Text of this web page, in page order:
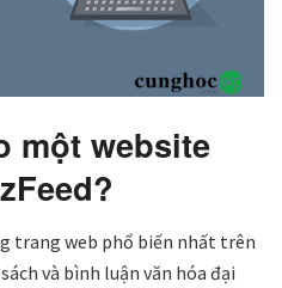
một website
trang web phổ biến nhất trên
và bình luận văn hóa đại